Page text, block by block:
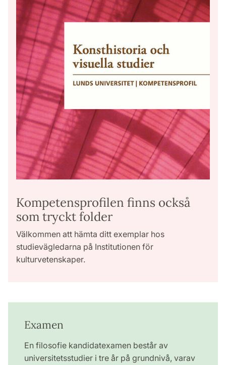
Kompetensprofilen finns också
som tryckt folder
Välkommen att hämta ditt exemplar hos
studievägledarna på Institutionen för
kulturvetenskaper.
Examen
En filosofie kandidatexamen består av
universitetsstudier i tre år på grundnivå, varav